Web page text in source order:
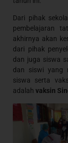
Dari pihak
pembelajaran
akhirnya akan
dari pihak
dan juga siswa
dan siswi yang
siswa serta
adalah vaksin